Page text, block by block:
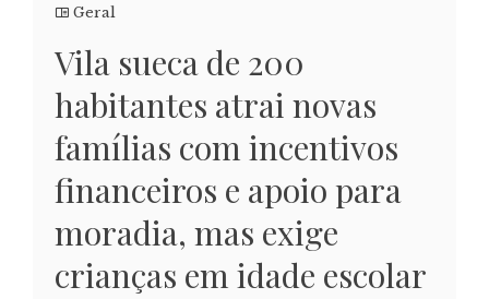
Geral
Vila sueca de 200
habitantes atrai novas
famílias com incentivos
financeiros e apoio para
moradia, mas exige
crianças em idade escolar